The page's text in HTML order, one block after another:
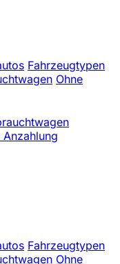
Fahrzeugtypen
Ohne
Anzahlung
Fahrzeugtypen
Ohne